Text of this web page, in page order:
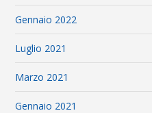
Gennaio 2022
Luglio 2021
Marzo 2021
Gennaio 2021